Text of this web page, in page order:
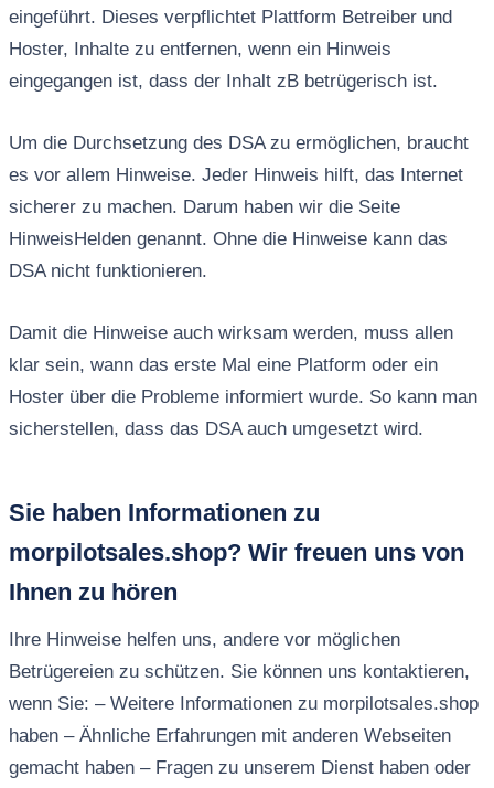
eingeführt. Dieses verpflichtet Plattform Betreiber und
Hoster, Inhalte zu entfernen, wenn ein Hinweis
eingegangen ist, dass der Inhalt zB betrügerisch ist.
Um die Durchsetzung des DSA zu ermöglichen, braucht
es vor allem Hinweise. Jeder Hinweis hilft, das Internet
sicherer zu machen. Darum haben wir die Seite
HinweisHelden genannt. Ohne die Hinweise kann das
DSA nicht funktionieren.
Damit die Hinweise auch wirksam werden, muss allen
klar sein, wann das erste Mal eine Platform oder ein
Hoster über die Probleme informiert wurde. So kann man
sicherstellen, dass das DSA auch umgesetzt wird.
Sie haben Informationen zu
morpilotsales.shop? Wir freuen uns von
Ihnen zu hören
Ihre Hinweise helfen uns, andere vor möglichen
Betrügereien zu schützen. Sie können uns kontaktieren,
wenn Sie: – Weitere Informationen zu morpilotsales.shop
haben – Ähnliche Erfahrungen mit anderen Webseiten
gemacht haben – Fragen zu unserem Dienst haben oder